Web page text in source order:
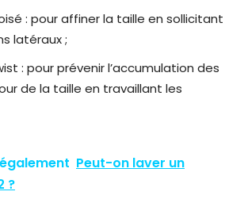
: pour affiner la taille en sollicitant
latéraux ;
: pour prévenir l’accumulation des
de la taille en travaillant les
Peut-on laver un
?